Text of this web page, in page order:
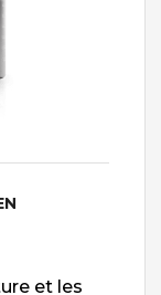
et les